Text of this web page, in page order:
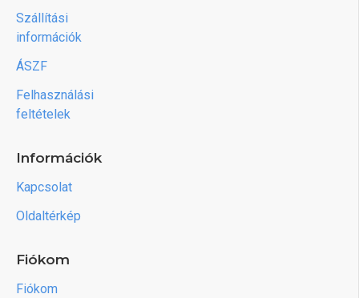
Szállítási
információk
ÁSZF
Felhasználási
feltételek
Információk
Kapcsolat
Oldaltérkép
Fiókom
Fiókom